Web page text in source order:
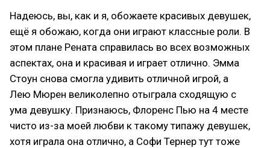
Надеюсь, вы, как и я, обожаете красивых девушек,
ещё я обожаю, когда они играют классные роли. В
этом плане Рената справилась во всех возможных
аспектах, она и красивая и играет отлично. Эмма
Стоун снова смогла удивить отличной игрой, а
Лею Мюрен великолепно отыграла сходящую с
ума девушку. Признаюсь, Флоренс Пью на 4 месте
чисто из-за моей любви к такому типажу девушек,
хотя играла она отлично, а Софи Тернер тут тоже